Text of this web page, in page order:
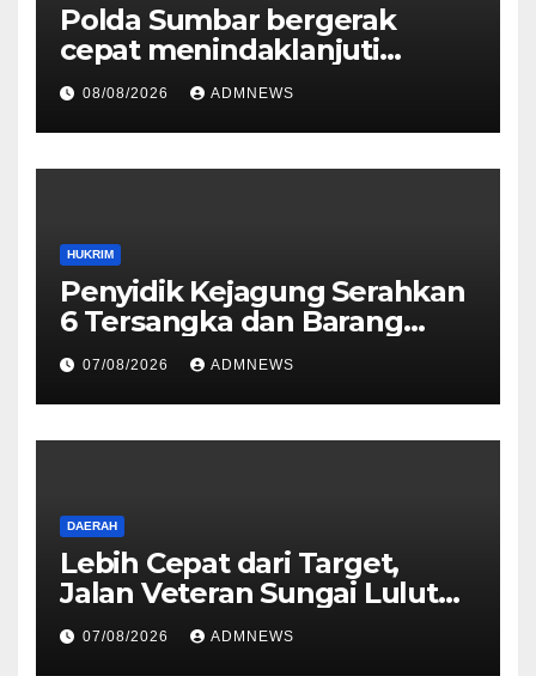
Polda Sumbar bergerak
cepat menindaklanjuti
dugaan insiden pemukulan
yang diduga melibatkan
seorang oknum perwira Polri
08/08/2026 ADMNEWS
HUKRIM
Penyidik Kejagung Serahkan
6 Tersangka dan Barang
Bukti Perkara Korupsi
PETRAL, PES dan ISC ke JPU
Kejari Jakarta Pusat
07/08/2026 ADMNEWS
DAERAH
Lebih Cepat dari Target,
Jalan Veteran Sungai Lulut
Dibuka
07/08/2026 ADMNEWS